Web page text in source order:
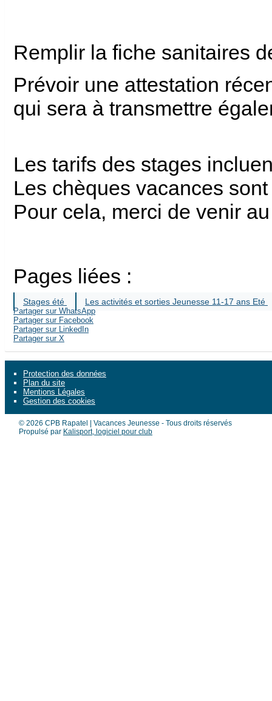
Remplir la fiche sanitaires
Prévoir une attestation
qui sera à transmettre
Les tarifs des stages
Les chèques vacances
Pour cela, merci de venir
Pages liées :
Stages été Les activités et sorties Jeunesse 11-17 ans Eté
Partager sur WhatsApp
Partager sur Facebook
Partager sur LinkedIn
Partager sur X
Protection des données
Plan du site
Mentions Légales
Gestion des cookies
© 2026 CPB Rapatel | Vacances Jeunesse - Tous droits réservés
Propulsé par Kalisport, logiciel pour club